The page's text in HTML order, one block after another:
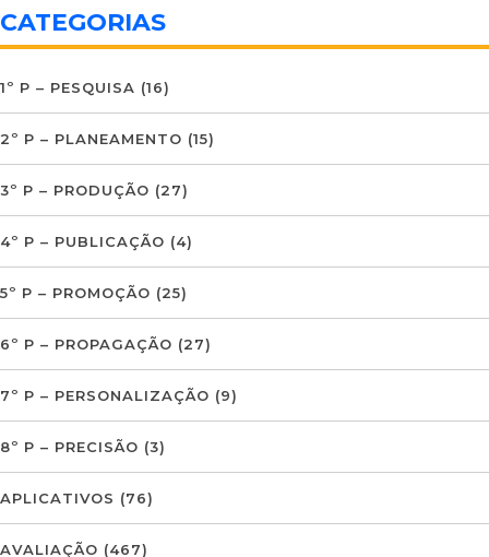
CATEGORIAS
1º P – PESQUISA (16)
2º P – PLANEAMENTO (15)
3º P – PRODUÇÃO (27)
4º P – PUBLICAÇÃO (4)
5º P – PROMOÇÃO (25)
6º P – PROPAGAÇÃO (27)
7º P – PERSONALIZAÇÃO (9)
8º P – PRECISÃO (3)
APLICATIVOS (76)
AVALIAÇÃO (467)